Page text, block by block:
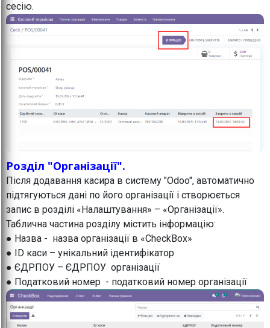
сесію.
Розділ "Організації".
Після додавання касира в систему "Odoo", автоматично
підтягуються дані по його організації і створюється
запис в розділі «Налаштування» – «Організації».
Таблична частина розділу містить інформацію:
● Назва - назва організації в «CheckBox»
● ID каси – унікальний ідентифікатор
● ЄДРПОУ – ЄДРПОУ організації
● Податковий номер - податковий номер організації